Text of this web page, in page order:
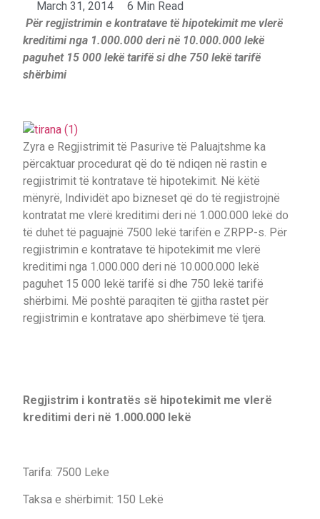
March 31, 2014
6 Min Read
Për regjistrimin e kontratave të hipotekimit me vlerë
kreditimi nga 1.000.000 deri në 10.000.000 lekë
paguhet 15 000 lekë tarifë si dhe 750 lekë tarifë
shërbimi
Zyra e Regjistrimit të Pasurive të Paluajtshme ka
përcaktuar procedurat që do të ndiqen në rastin e
regjistrimit të kontratave të hipotekimit. Në këtë
mënyrë, Individët apo bizneset që do të regjistrojnë
kontratat me vlerë kreditimi deri në 1.000.000 lekë do
të duhet të paguajnë 7500 lekë tarifën e ZRPP-s. Për
regjistrimin e kontratave të hipotekimit me vlerë
kreditimi nga 1.000.000 deri në 10.000.000 lekë
paguhet 15 000 lekë tarifë si dhe 750 lekë tarifë
shërbimi. Më poshtë paraqiten të gjitha rastet për
regjistrimin e kontratave apo shërbimeve të tjera.
Regjistrim i kontratës së hipotekimit me vlerë
kreditimi deri në 1.000.000 lekë
Tarifa: 7500 Leke
Taksa e shërbimit: 150 Lekë